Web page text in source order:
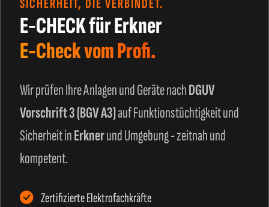
SICHERHEIT, DIE VERBINDET.
E-CHECK für Erkner
E-Check vom Profi.
Wir prüfen Ihre Anlagen und Geräte nachDGUV
Vorschrift 3 (BGV A3)auf Funktionstüchtigkeit und
Sicherheit inErknerund Umgebung - zeitnah und
kompetent.
Zertifizierte Elektrofachkräfte